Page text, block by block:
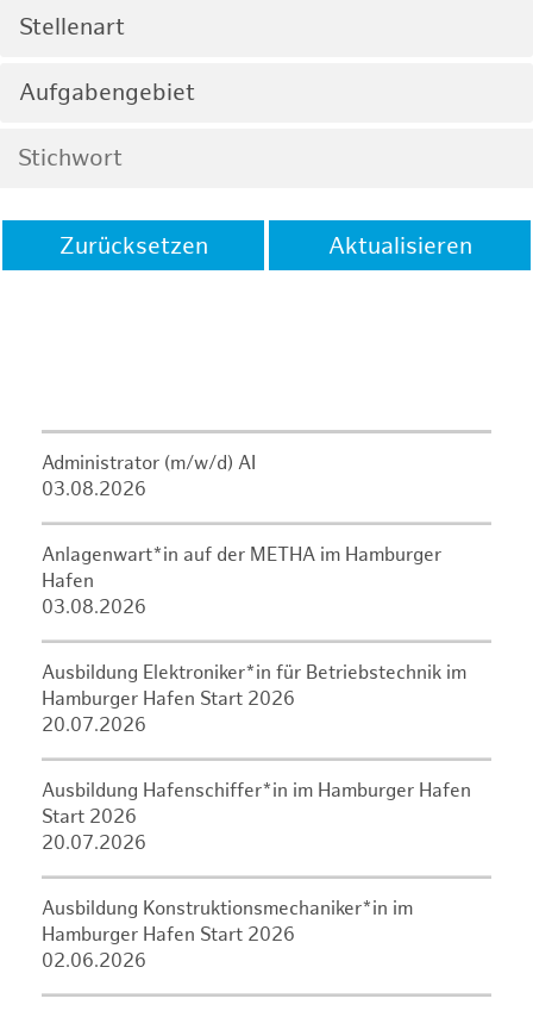
Stellenart
Aufgabengebiet
Zurücksetzen Aktualisieren
Administrator (m/w/d) AI
03.08.2026
Anlagenwart*in auf der METHA im Hamburger
Hafen
03.08.2026
Ausbildung Elektroniker*in für Betriebstechnik im
Hamburger Hafen Start 2026
20.07.2026
Ausbildung Hafenschiffer*in im Hamburger Hafen
Start 2026
20.07.2026
Ausbildung Konstruktionsmechaniker*in im
Hamburger Hafen Start 2026
02.06.2026